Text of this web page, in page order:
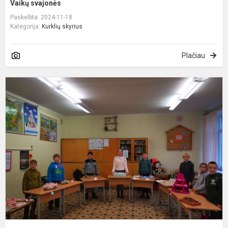
Vaikų svajonės
Paskelbta: 2024-11-18
Kategorija: Kurklių skyrius
Plačiau